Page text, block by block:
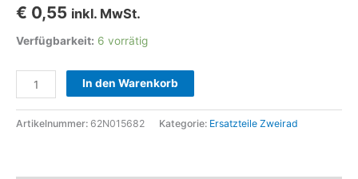
€ 0,55 inkl. MwSt.
Verfügbarkeit: 6 vorrätig
Scheibe
Ölablass
TE
In den Warenkorb
Artikelnummer: 62N015682 Kategorie: Ersatzteile Zweirad